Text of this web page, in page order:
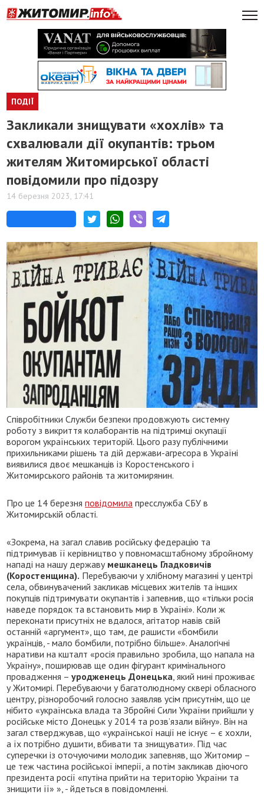
ПОДІЇ
Закликали знищувати «хохлів» та
схвалювали дії окупантів: трьом
жителям Житомирської області
повідомили про підозру
14 березня 2023, 17:41
Співробітники Служби безпеки продовжують системну
роботу з викриття колаборантів на підтримці окупації
ворогом українських територій. Цього разу публічними
прихильниками рішень та дій держави-агресора в Україні
виявилися двоє мешканців із Коростенського і
Житомирського районів та житомирянин.
Про це 14 березняповідомила пресслужба СБУ в
Житомирській області.
«Зокрема, на загал славив російську федерацію та
підтримував її керівництво у повномасштабному збройному
нападі на нашу державу мешканець Гладковичів
(Коростенщина). Перебуваючи у хлібному магазині у центрі
села, обвинувачений закликав місцевих жителів та інших
покупців підтримувати окупантів і запевнив, що «тільки росія
наведе порядок та встановить мир в Україні». Коли ж
переконати присутніх не вдалося, агітатор навів свій
останній «аргумент», що там, де рашисти «бомбили
українців, - мало бомбили, потрібно більше». Аналогічні
наративи на кшталт «росія правильно зробила, що напала на
Україну», поширював ще один фігурант кримінального
провадження –уродженець Донецька , який нині проживає
у Житомирі. Перебуваючи у багатолюдному сквері обласного
центру, різноробочий голосно заявляв усім присутнім, що це
нібито «українська влада та Збройні Сили України прийшли у
російське місто Донецьк у 2014 та розв’язали війну». Він на
загал стверджував, що «української нації не існує – є хохли,
а їх потрібно душити, вбивати та знищувати». Під час
суперечки із оточуючими молодик запевняв, що Житомир –
це теж частина російської імперії, а потім закликав діючого
президента росії «путіна прийти на територію України та
знищити її» », - йдеться в повідомленні.